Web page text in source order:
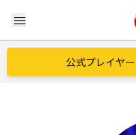
menu
公式プレイヤ